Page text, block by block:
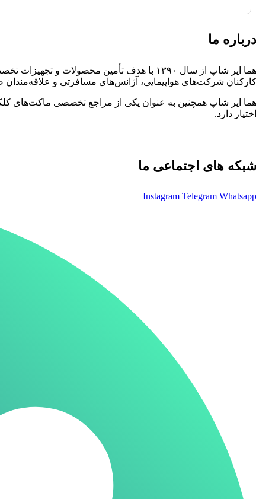
درباره ما
هما ایر شاپ از سال ۱۳۹۰ با هدف تأمین
کارکنان شرکت‌های هواپیمایی، آژانس‌های مسافرتی و
هما ایر شاپ همچنین به عنوان یکی از مراجع تخصصی ماکت‌های
اختیار دارد.
شبکه های اجتماعی ما
Instagram Telegram Whatsapp